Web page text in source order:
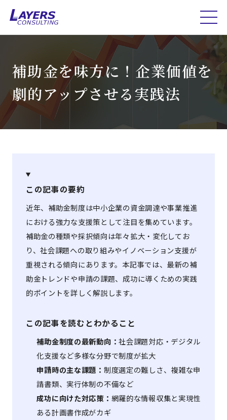
補助金を味方に！企業価値を
劇的アップさせる実践法
この記事の要約
近年、補助金制度は中小企業の資金調達や事業推進
における強力な支援策として注目を集めています。
補助金の種類や採択傾向は年々拡大・変化してお
り、社会課題への取り組みやイノベーション支援が
重視される傾向にあります。本記事では、最新の補
助金トレンドや申請の課題、成功に導くための実践
的ポイントを詳しく解説します。
この記事を読むとわかること
補助金制度の最新動向：社会課題対応・デジタル
化支援など多様な分野で制度が拡大
申請時の主な課題： 制度選定の難しさ、複雑な申
請書類、実行体制の不備など
成功に向けた対応策： 網羅的な情報収集と実現性
ある計画書作成がカギ